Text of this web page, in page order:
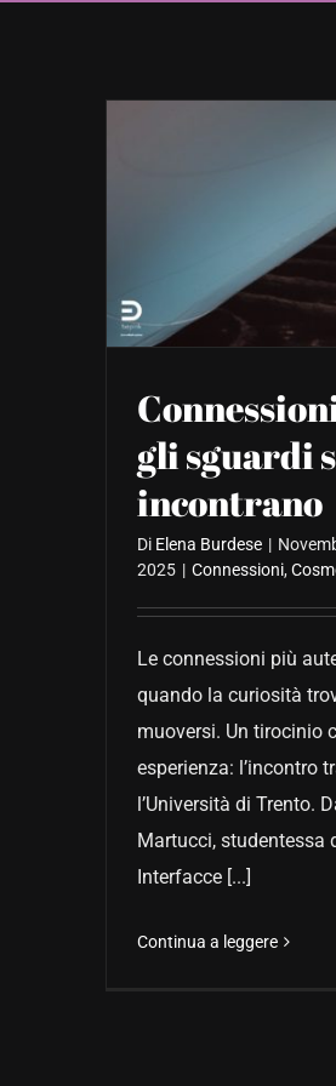
gli sguardi
incontrano
Di Elena Burdese |
2025 | Connessioni,
Le connessioni più
quando la curiosità
muoversi. Un tirocinio
esperienza: l’incontro
l’Università di Trento.
Martucci, studentessa
Interfacce [...]
Continua a leggere